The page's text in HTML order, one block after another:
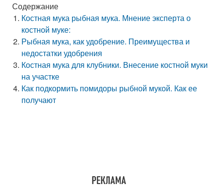
Содержание
Костная мука рыбная мука. Мнение эксперта о
костной муке:
Рыбная мука, как удобрение. Преимущества и
недостатки удобрения
Костная мука для клубники. Внесение костной муки
на участке
Как подкормить помидоры рыбной мукой. Как ее
получают